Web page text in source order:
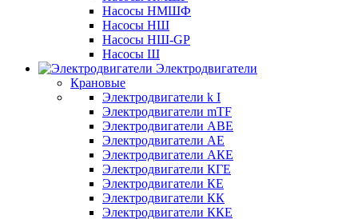
Насосы НМШФ
Насосы НШ
Насосы НШ-GP
Насосы Ш
Электродвигатели
Крановые
Электродвигатели k I
Электродвигатели mTF
Электродвигатели АВЕ
Электродвигатели АЕ
Электродвигатели АКЕ
Электродвигатели КГЕ
Электродвигатели КЕ
Электродвигатели КК
Электродвигатели ККЕ